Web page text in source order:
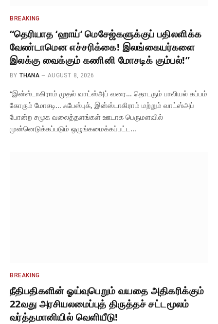
BREAKING
“தெரியாத ‘ஹாய்’ மெசேஜ்களுக்குப் பதிலளிக்க
வேண்டாமென எச்சரிக்கை! இலங்கையர்களை
இலக்கு வைக்கும் கணினி மோசடிக் கும்பல்!”
BY THANA AUGUST 8, 2026
“இன்ஸ்டாகிராம் முதல் வாட்ஸ்அப் வரை… தொடரும் பாலியல் கப்பம்
கோரும் மோசடி… ஃபேஸ்புக், இன்ஸ்டாகிராம் மற்றும் வாட்ஸ்அப்
போன்ற சமூக வலைத்தளங்கள் ஊடாக பெருமளவில்
முன்னெடுக்கப்படும் ஒழுங்கமைக்கப்பட்ட…
BREAKING
நீதிபதிகளின் ஓய்வுபெறும் வயதை அதிகரிக்கும்
22வது அரசியலமைப்புத் திருத்தச் சட்டமூலம்
வர்த்தமானியில் வெளியீடு!